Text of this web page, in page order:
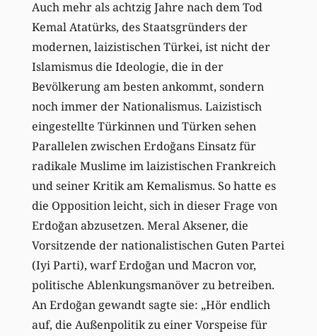
Auch mehr als achtzig Jahre nach dem Tod
Kemal Atatürks, des Staatsgründers der
modernen, laizistischen Türkei, ist nicht der
Islamismus die Ideologie, die in der
Bevölkerung am besten ankommt, sondern
noch immer der Nationalismus. Laizistisch
eingestellte Türkinnen und Türken sehen
Parallelen zwischen Erdoğans Einsatz für
radikale Muslime im laizistischen Frankreich
und seiner Kritik am Kemalismus. So hatte es
die Opposition leicht, sich in dieser Frage von
Erdoğan abzusetzen. Meral Aksener, die
Vorsitzende der nationalistischen Guten Partei
(Iyi Parti), warf Erdoğan und Macron vor,
politische Ablenkungsmanöver zu betreiben.
An Erdoğan gewandt sagte sie: „Hör endlich
auf, die Außenpolitik zu einer Vorspeise für